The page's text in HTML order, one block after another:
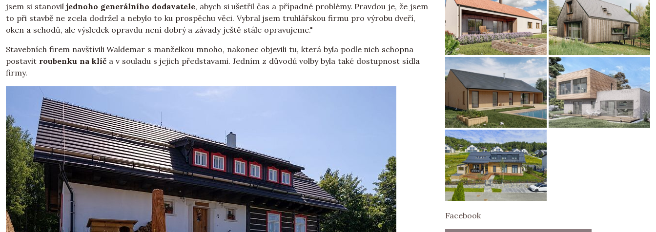
jsem si stanoviljednoho generálního dodavatele, abych si ušetřil čas a případné problémy. Pravdou je, že jsem
to při stavbě ne zcela dodržel a nebylo to ku prospěchu věci. Vybral jsem truhlářskou firmu pro výrobu dveří,
oken a schodů, ale výsledek opravdu není dobrý a závady ještě stále opravujeme."
Stavebních firem navštívili Waldemar s manželkou mnoho, nakonec objevili tu, která byla podle nich schopna
postavit roubenku na klíč a v souladu s jejich představami. Jedním z důvodů volby byla také dostupnost sídla
firmy.
Facebook